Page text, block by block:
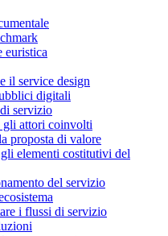
euristica
il service design
digitali
servizio
gli attori coinvolti
proposta di valore
elementi costitutivi del
del servizio
i flussi di servizio